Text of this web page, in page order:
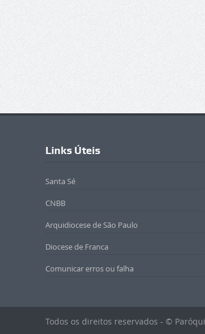
Links Úteis
Santa Sé
CNBB
Arquidiocese de São Paulo
Diocese de Franca
Comunicar erros ou falha
Todos os direitos reservados - ©